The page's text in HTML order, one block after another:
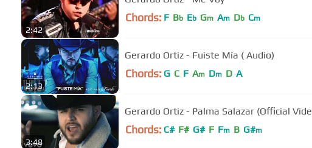
2:42
Chords: F Bb Eb Gm Am Db Cm
2:13
Gerardo Ortiz - Fuiste Mía ( Audio)
Chords: G C F Am Dm D A
3:48
Gerardo Ortiz - Palma Salazar (Official
Chords: C# F# G# F Fm B G#m